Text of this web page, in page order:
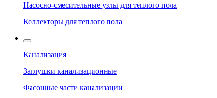
Насосно-смесительные узлы для теплого пола
Коллекторы для теплого пола
Канализация
Заглушки канализационные
Фасонные части канализации